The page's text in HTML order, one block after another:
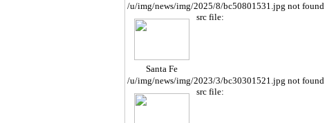
/u/img/news/img/2025/8/bc50801531.jpg not found
Santa Fe
src file:
/u/img/news/img/2023/3/bc30301521.jpg not found
src file: